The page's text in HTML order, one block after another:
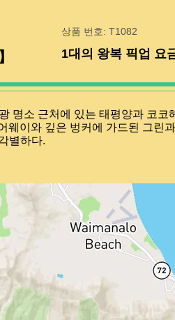
상품 번호: T1082
1대의 왕복 픽업 요
명소 근처에 있는 태평양과 코코
이와 깊은 벙커에 가드된 그린
별하다.